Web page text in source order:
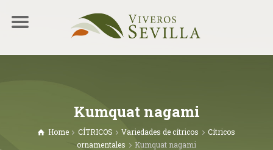
Kumquat nagami
Home CÍTRICOS Variedades de cítricos
Cítricos
ornamentales
Kumquat nagami